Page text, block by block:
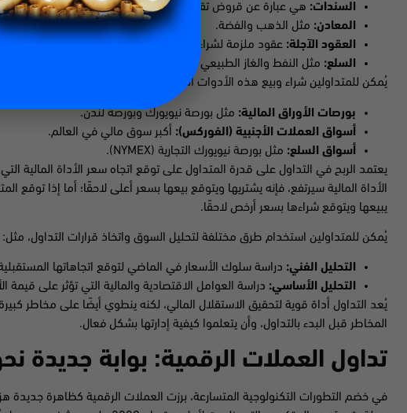
السندات: هي عبارة عن قروض تقدمها للمقرضين مقابل فائدة محددة.
المعادن: مثل الذهب والفضة.
العقود الآجلة: عقود ملزمة لشراء أو بيع أصل ما بسعر محدد في تاريخ محدد.
السلع: مثل النفط والغاز الطبيعي والقمح.
يُمكن للمتداولين شراء وبيع هذه الأدوات المالية من خلال الأسواق المالية، مثل:
بورصات الأوراق المالية: مثل بورصة نيويورك وبورصة لندن.
أسواق العملات الأجنبية (الفوركس): أكبر سوق مالي في العالم.
أسواق السلع: مثل بورصة نيويورك التجارية (NYMEX).
يعتمد الربح في التداول على قدرة المتداول على توقع اتجاه سعر الأداة المالية
الأداة المالية سيرتفع، فإنه يشتريها ويتوقع بيعها بسعر أعلى لاحقًا؛ أما إذا توقع
يبيعها ويتوقع شراءها بسعر أرخص لاحقًا.
يُمكن للمتداولين استخدام طرق مختلفة لتحليل السوق واتخاذ قرارات التداول، مثل:
التحليل الفني: دراسة سلوك الأسعار في الماضي لتوقع اتجاهاتها
التحليل الأساسي: دراسة العوامل الاقتصادية والمالية التي تؤثر على قيمة
يُعد التداول أداة قوية لتحقيق الاستقلال المالي، لكنه ينطوي أيضًا على مخاطر
المخاطر قبل البدء بالتداول، وأن يتعلموا كيفية إدارتها بشكل فعال.
تداول العملات الرقمية: بوابة جديدة
في خضم التطورات التكنولوجية المتسارعة، برزت العملات الرقمية كظاهرة جديدة